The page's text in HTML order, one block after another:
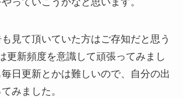
っていこうかなと思います。
見て頂いていた方はご存知だと思う
更新頻度を意識して頑張ってみまし
日更新とかは難しいので、自分の出
みました。